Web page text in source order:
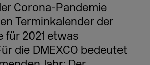
Corona-Pandemie
Terminkalender der
für 2021 etwas
die DMEXCO bedeutet